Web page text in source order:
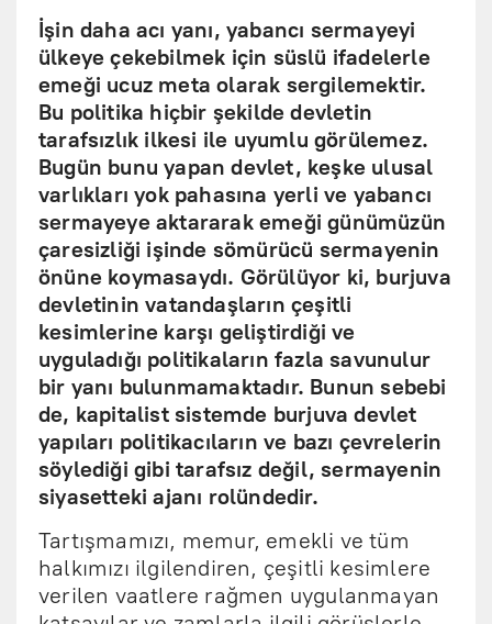
İşin daha acı yanı, yabancı sermayeyi
ülkeye çekebilmek için süslü ifadelerle
emeği ucuz meta olarak sergilemektir.
Bu politika hiçbir şekilde devletin
tarafsızlık ilkesi ile uyumlu görülemez.
Bugün bunu yapan devlet, keşke ulusal
varlıkları yok pahasına yerli ve yabancı
sermayeye aktararak emeği günümüzün
çaresizliği işinde sömürücü sermayenin
önüne koymasaydı. Görülüyor ki, burjuva
devletinin vatandaşların çeşitli
kesimlerine karşı geliştirdiği ve
uyguladığı politikaların fazla savunulur
bir yanı bulunmamaktadır. Bunun sebebi
de, kapitalist sistemde burjuva devlet
yapıları politikacıların ve bazı çevrelerin
söylediği gibi tarafsız değil, sermayenin
siyasetteki ajanı rolündedir.
Tartışmamızı, memur, emekli ve tüm
halkımızı ilgilendiren, çeşitli kesimlere
verilen vaatlere rağmen uygulanmayan